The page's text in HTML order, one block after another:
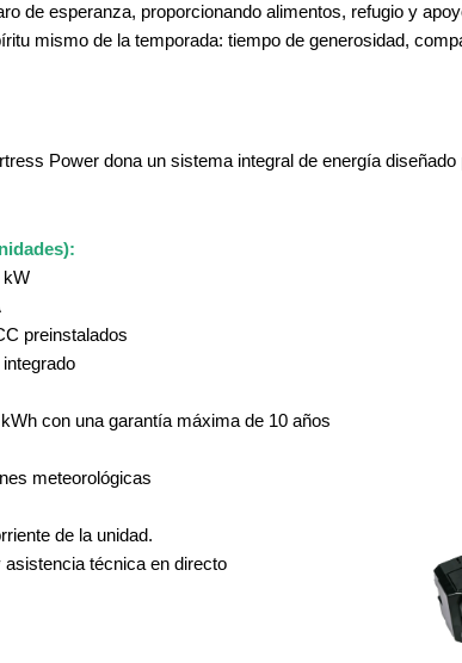
de esperanza, proporcionando alimentos, refugio y
mismo de la temporada: tiempo de generosidad,
Power dona un sistema integral de energía
kW
preinstalados
con una garantía máxima de 10 años
meteorológicas
de la unidad.
técnica en directo